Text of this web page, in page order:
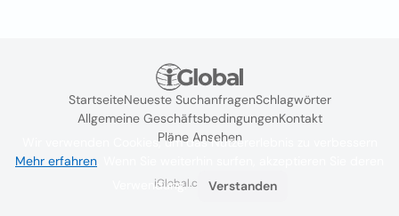
StartseiteNeueste SuchanfragenSchlagwörter
Allgemeine GeschäftsbedingungenKontakt
Pläne Ansehen
iGlobal.co @ 2024
Wir verwenden Cookies, um das Nutzererlebnis zu verbessern
Mehr erfahren
Verwendung.
Verstanden